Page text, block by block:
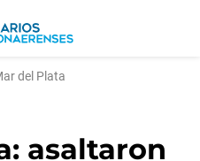
del Plata
asaltaron